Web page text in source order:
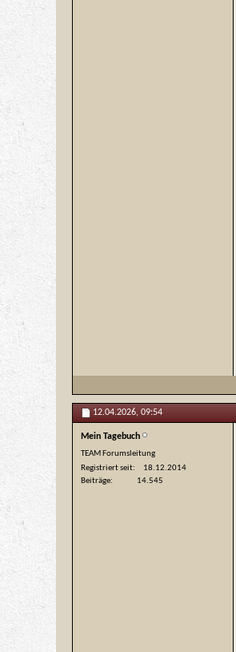
12.04.2026, 09:54
Mein Tagebuch
TEAM Forumsleitung
Registriert seit
18.12.2014
Beiträge
14.545